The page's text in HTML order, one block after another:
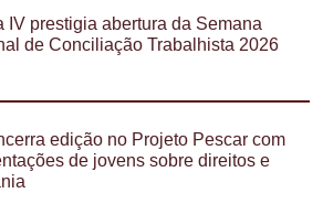
IV prestigia abertura da Semana
de Conciliação Trabalhista 2026
edição no Projeto Pescar com
de jovens sobre direitos e